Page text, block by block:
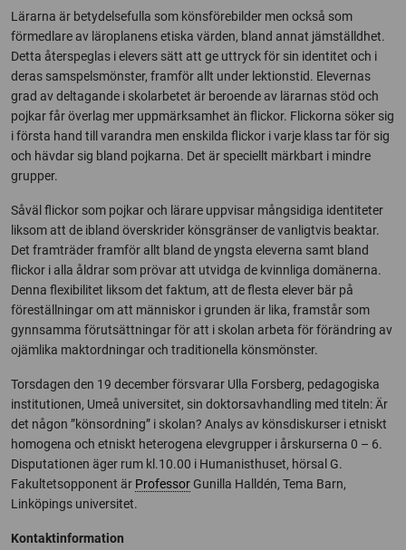
Lärarna är betydelsefulla som könsförebilder men också som
förmedlare av läroplanens etiska värden, bland annat jämställdhet.
Detta återspeglas i elevers sätt att ge uttryck för sin identitet och i
deras samspelsmönster, framför allt under lektionstid. Elevernas
grad av deltagande i skolarbetet är beroende av lärarnas stöd och
pojkar får överlag mer uppmärksamhet än flickor. Flickorna söker sig
i första hand till varandra men enskilda flickor i varje klass tar för sig
och hävdar sig bland pojkarna. Det är speciellt märkbart i mindre
grupper.
Såväl flickor som pojkar och lärare uppvisar mångsidiga identiteter
liksom att de ibland överskrider könsgränser de vanligtvis beaktar.
Det framträder framför allt bland de yngsta eleverna samt bland
flickor i alla åldrar som prövar att utvidga de kvinnliga domänerna.
Denna flexibilitet liksom det faktum, att de flesta elever bär på
föreställningar om att människor i grunden är lika, framstår som
gynnsamma förutsättningar för att i skolan arbeta för förändring av
ojämlika maktordningar och traditionella könsmönster.
Torsdagen den 19 december försvarar Ulla Forsberg, pedagogiska
institutionen, Umeå universitet, sin doktorsavhandling med titeln: Är
det någon ”könsordning” i skolan? Analys av könsdiskurser i etniskt
homogena och etniskt heterogena elevgrupper i årskurserna 0 – 6.
Disputationen äger rum kl.10.00 i Humanisthuset, hörsal G.
Fakultetsopponent är Professor Gunilla Halldén, Tema Barn,
Linköpings universitet.
Kontaktinformation